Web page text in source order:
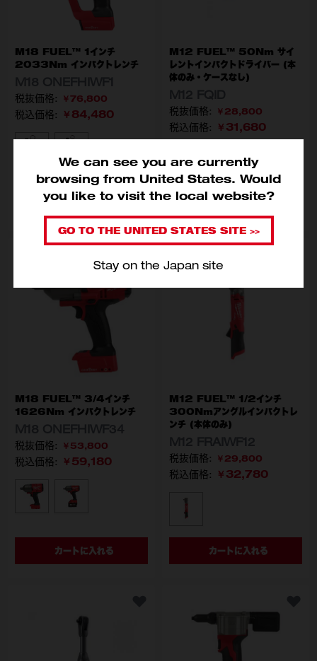
We can see you are currently
browsing from United States. Would
you like to visit the local website?
GO TO THE UNITED STATES SITE >>
Stay on the Japan site
M18 FUEL™ 1インチ
2033Nm インパクトレンチ
￥76,800
税込価格: ￥84,480
M18 ONEFHIWF1-0X0 JP
M18 ONEFHIWF1-802X JP
カートに入れる
M12 FUEL™ 50Nm サイ
レントインパクトドライバー (本
体のみ・ケースなし)
￥28,800
税込価格: ￥31,680
型番M12 FQID-0 JP
カートに入れる
M18 FUEL™ 3/4インチ
1626Nm インパクトレンチ
￥53,800
税込価格: ￥59,180
型番M18 ONEFHIWF34-0X0 JP
M18 ONEFHIWF34-502X JP
カートに入れる
M12 FUEL™ 1/2インチ
300Nmアングルインパクトレ
ンチ (本体のみ)
￥29,800
税込価格: ￥32,780
型番M12 FRAIWF12-0 JP
カートに入れる